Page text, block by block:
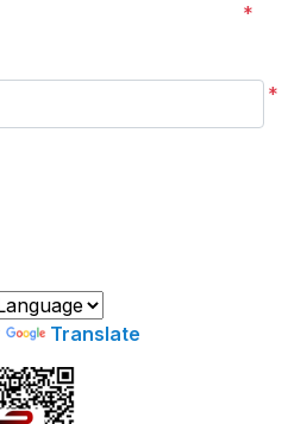
*
*
Translate